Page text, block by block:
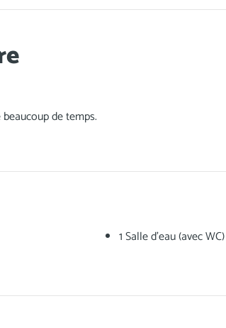
de temps.
1 Salle d'eau (avec WC)